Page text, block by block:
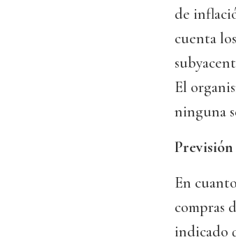
de
cuenta los
El
ninguna
En
compras
indicado